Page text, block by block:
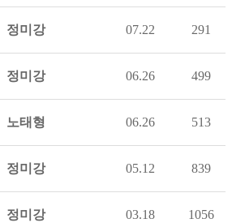
정미강 07.22 291
정미강 06.26 499
노태형 06.26 513
정미강 05.12 839
정미강 03.18 1056